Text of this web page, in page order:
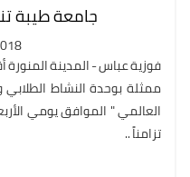
جامعة طيبة
فوزية عباس - المدينة
ممثلة بوحدة النشاط
تزامناً ..